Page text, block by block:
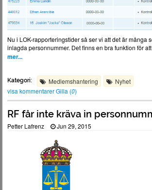
Nu i LOK-rapporteringstider så ser vi att det är
inlagda personnummer. Det finns en bra funktion för
mer...
Kategori: Medlemshantering
Nyhet
visa kommentarerGilla (0)
RF får inte kräva in
Petter Lafrenz Jun 29, 2015